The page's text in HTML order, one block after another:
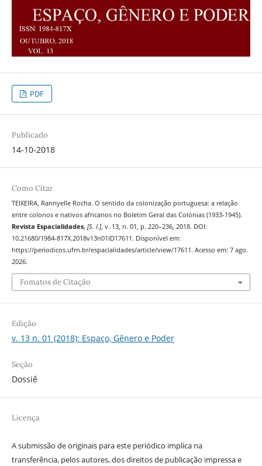
PDF
Publicado
14-10-2018
Como Citar
TEIXEIRA, Rannyelle Rocha. O sentido da colonização portuguesa: a relação
entre colonos e nativos africanos no Boletim Geral das Colónias (1933-1945).
Revista Espacialidades, [S. l.], v. 13, n. 01, p. 220–236, 2018. DOI:
10.21680/1984-817X.2018v13n01ID17611. Disponível em:
https://periodicos.ufrn.br/espacialidades/article/view/17611. Acesso em: 7 ago.
2026.
Fomatos de Citação
Edição
v. 13 n. 01 (2018): Espaço, Gênero e Poder
Seção
Dossiê
Licença
A submissão de originais para este periódico implica na
transferência, pelos autores, dos direitos de publicação impressa e